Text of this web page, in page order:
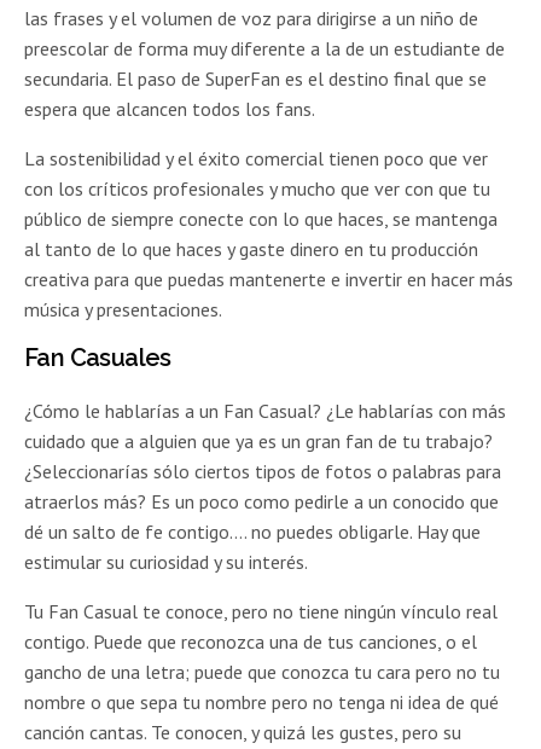
las frases y el volumen de voz para dirigirse a un niño de
preescolar de forma muy diferente a la de un estudiante de
secundaria. El paso de SuperFan es el destino final que se
espera que alcancen todos los fans.
La sostenibilidad y el éxito comercial tienen poco que ver
con los críticos profesionales y mucho que ver con que tu
público de siempre conecte con lo que haces, se mantenga
al tanto de lo que haces y gaste dinero en tu producción
creativa para que puedas mantenerte e invertir en hacer más
música y presentaciones.
Fan Casuales
¿Cómo le hablarías a un Fan Casual? ¿Le hablarías con más
cuidado que a alguien que ya es un gran fan de tu trabajo?
¿Seleccionarías sólo ciertos tipos de fotos o palabras para
atraerlos más? Es un poco como pedirle a un conocido que
dé un salto de fe contigo…. no puedes obligarle. Hay que
estimular su curiosidad y su interés.
Tu Fan Casual te conoce, pero no tiene ningún vínculo real
contigo. Puede que reconozca una de tus canciones, o el
gancho de una letra; puede que conozca tu cara pero no tu
nombre o que sepa tu nombre pero no tenga ni idea de qué
canción cantas. Te conocen, y quizá les gustes, pero su